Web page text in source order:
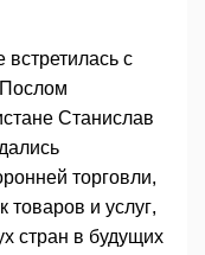
встретилась с
Станислав
торговли,
и услуг,
стран в будущих